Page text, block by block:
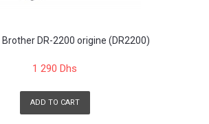
DR-2200 origine (DR2200)
1 290 Dhs
ADD TO CART